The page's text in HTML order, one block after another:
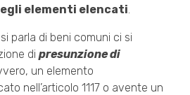
elementi elencati
parla di beni comuni ci si
di presunzione di
un elemento
nell’articolo 1117 o avente un